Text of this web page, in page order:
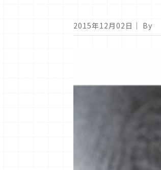
2015年12月02日 ｜ By